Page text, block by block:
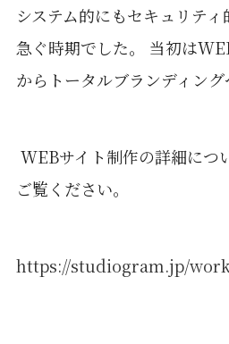
システム的にもセキュリテ
急ぐ時期でした。 当初は
からトータルブランディング
WEBサイト制作の詳細につ
ご覧ください。
https://studiogram.jp/